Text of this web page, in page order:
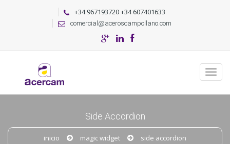
+34 967193720 +34 607401633
comercial@aceroscampollano.com
Side Accordion
inicio magic widget side accordion